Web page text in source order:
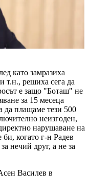
като замразиха
т.н., решиха сега да
е защо "Боташ" не
за 15 месеца
да плащаме тези 500
неизгоден,
нарушаване на
когато г-н Радев
нечий друг, а не за
Василев в